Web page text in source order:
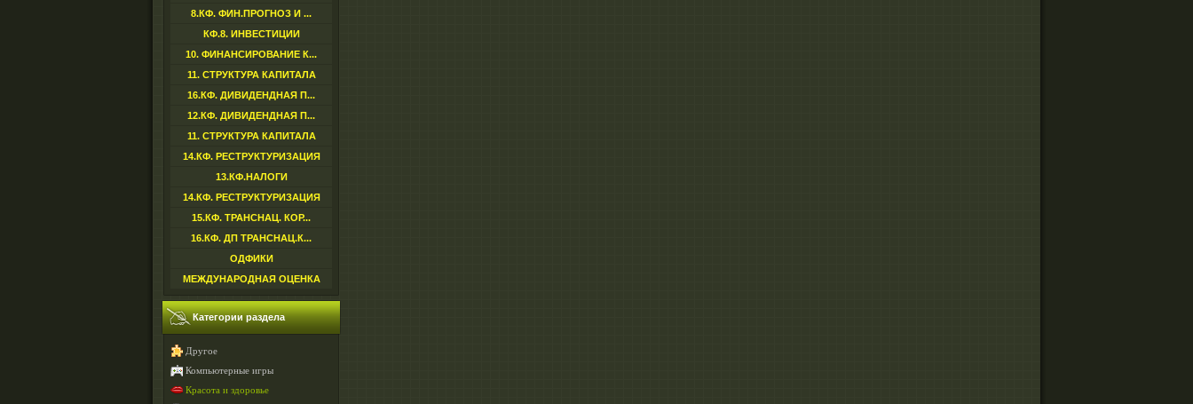
8.КФ. ФИН.ПРОГНОЗ И ...
КФ.8. ИНВЕСТИЦИИ
10. ФИНАНСИРОВАНИЕ К...
11. СТРУКТУРА КАПИТАЛА
16.КФ. ДИВИДЕНДНАЯ П...
12.КФ. ДИВИДЕНДНАЯ П...
11. СТРУКТУРА КАПИТАЛА
14.КФ. РЕСТРУКТУРИЗАЦИЯ
13.КФ.НАЛОГИ
14.КФ. РЕСТРУКТУРИЗАЦИЯ
15.КФ. ТРАНСНАЦ. КОР...
16.КФ. ДП ТРАНСНАЦ.К...
ОДФИКИ
МЕЖДУНАРОДНАЯ ОЦЕНКА
Категории раздела
Другое
Компьютерные игры
Красота и здоровье